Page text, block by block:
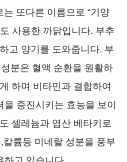
또다른 이름으로 “기양
사용한 까닭입니다. 부추
고 양기를 도와줍니다. 부
분은 혈액 순환을 원활하
하며 비타민과 결합하여
증진시키는 효능을 보이
셀레늄과 엽산 베타키로
칼륨등 미네랄 성분을 풍부